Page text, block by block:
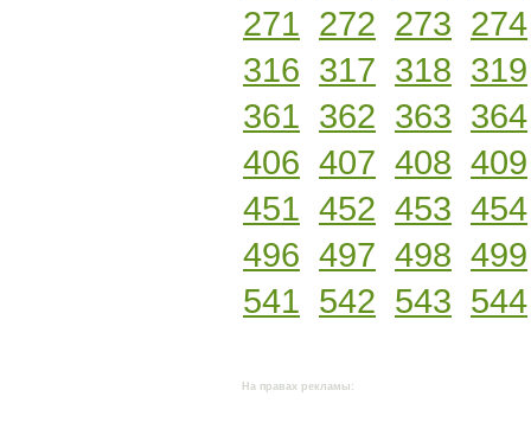
271 272 273 274
316 317 318 319
361 362 363 364
406 407 408 409
451 452 453 454
496 497 498 499
541 542 543 544
На правах рекламы: